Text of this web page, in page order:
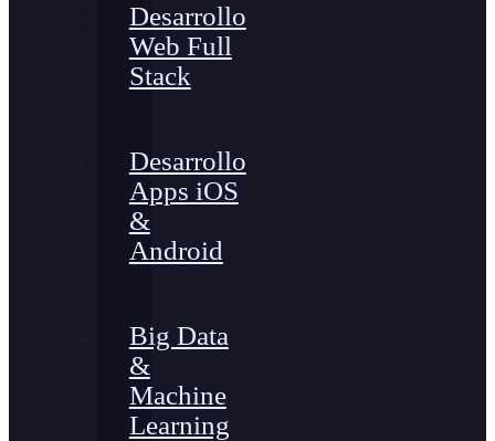
Desarrollo
Web Full
Stack
Desarrollo
Apps iOS
&
Android
Big Data
&
Machine
Learning